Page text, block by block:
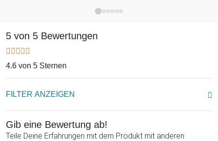
5 von 5 Bewertungen
4.6 von 5 Sternen
FILTER ANZEIGEN
Gib eine Bewertung ab!
Teile Deine Erfahrungen mit dem Produkt mit anderen